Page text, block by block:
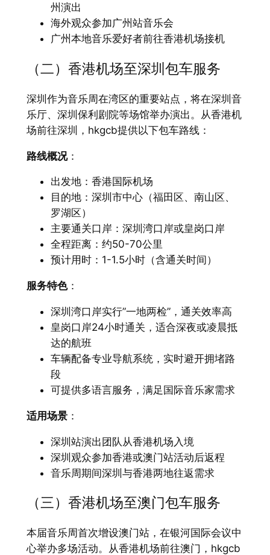
州演出
海外观众参加广州站音乐会
广州本地音乐爱好者前往香港机场接机
（二）香港机场至深圳包车服务
深圳作为音乐周在湾区的重要站点，将在深圳音
乐厅、深圳保利剧院等场馆举办演出。从香港机
场前往深圳，hkgcb提供以下包车路线：
路线概况：
出发地：香港国际机场
目的地：深圳市中心（福田区、南山区、
罗湖区）
主要通关口岸：深圳湾口岸或皇岗口岸
全程距离：约50-70公里
预计用时：1-1.5小时（含通关时间）
服务特色：
深圳湾口岸实行”一地两检”，通关效率高
皇岗口岸24小时通关，适合深夜或凌晨抵
达的航班
车辆配备专业导航系统，实时避开拥堵路
段
可提供多语言服务，满足国际音乐家需求
适用场景：
深圳站演出团队从香港机场入境
深圳观众参加香港或澳门站活动后返程
音乐周期间深圳与香港两地往返需求
（三）香港机场至澳门包车服务
本届音乐周首次增设澳门站，在银河国际会议中
心举办多场活动。从香港机场前往澳门，hkgcb